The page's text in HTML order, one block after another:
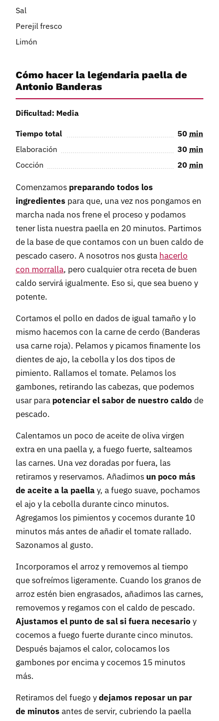
Sal
Perejil fresco
Limón
Cómo hacer la legendaria paella de
Antonio Banderas
Dificultad: Media
Tiempo total 50 min
Elaboración
30 min
Cocción
20 min
Comenzamos preparando todos los
ingredientes para que, una vez nos pongamos en
marcha nada nos frene el proceso y podamos
tener lista nuestra paella en 20 minutos. Partimos
de la base de que contamos con un buen caldo de
pescado casero. A nosotros nos gusta hacerlo
con morralla, pero cualquier otra receta de buen
caldo servirá igualmente. Eso si, que sea bueno y
potente.
Cortamos el pollo en dados de igual tamaño y lo
mismo hacemos con la carne de cerdo (Banderas
usa carne roja). Pelamos y picamos finamente los
dientes de ajo, la cebolla y los dos tipos de
pimiento. Rallamos el tomate. Pelamos los
gambones, retirando las cabezas, que podemos
usar para potenciar el sabor de nuestro caldo de
pescado.
Calentamos un poco de aceite de oliva virgen
extra en una paella y, a fuego fuerte, salteamos
las carnes. Una vez doradas por fuera, las
retiramos y reservamos. Añadimos un poco más
de aceite a la paellay, a fuego suave, pochamos
el ajo y la cebolla durante cinco minutos.
Agregamos los pimientos y cocemos durante 10
minutos más antes de añadir el tomate rallado.
Sazonamos al gusto.
Incorporamos el arroz y removemos al tiempo
que sofreímos ligeramente. Cuando los granos de
arroz estén bien engrasados, añadimos las carnes,
removemos y regamos con el caldo de pescado.
Ajustamos el punto de sal si fuera necesario y
cocemos a fuego fuerte durante cinco minutos.
Después bajamos el calor, colocamos los
gambones por encima y cocemos 15 minutos
más.
Retiramos del fuego ydejamos reposar un par
de minutos antes de servir, cubriendo la paella